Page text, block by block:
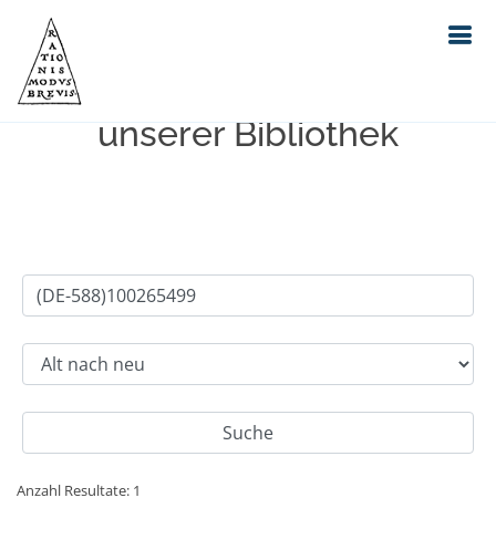
Einfache Suche im Bestand
unserer Bibliothek
Anzahl Resultate: 1